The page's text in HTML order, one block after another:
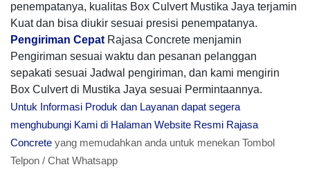
penempatanya, kualitas Box Culvert Mustika Jaya terjamin
Kuat dan bisa diukir sesuai presisi penempatanya.
Pengiriman Cepat Rajasa Concrete menjamin
Pengiriman sesuai waktu dan pesanan pelanggan
sepakati sesuai Jadwal pengiriman, dan kami mengirin
Box Culvert di Mustika Jaya sesuai Permintaannya.
Untuk Informasi Produk dan Layanan dapat segera
menghubungi Kami di Halaman Website Resmi Rajasa
Concrete yang memudahkan anda untuk menekan Tombol
Telpon / Chat Whatsapp